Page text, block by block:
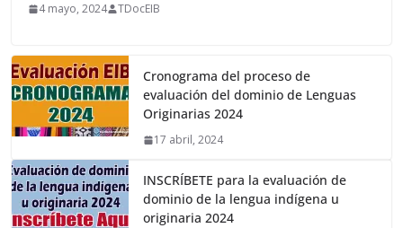
4 mayo, 2024 TDocEIB
Cronograma del proceso de
evaluación del dominio de Lenguas
Originarias 2024
17 abril, 2024
INSCRÍBETE para la evaluación de
dominio de la lengua indígena u
originaria 2024